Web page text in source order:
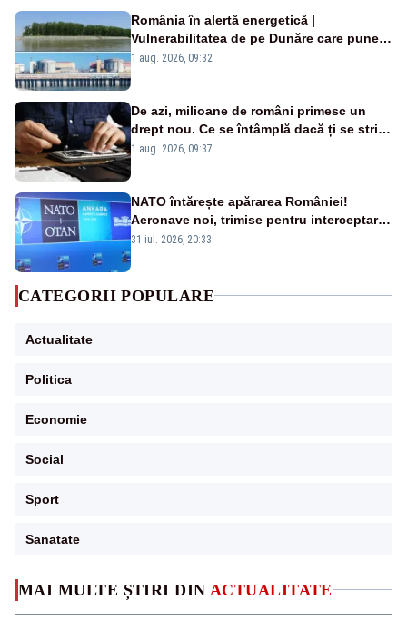
MAI MULTE ȘTIRI DIN ACTUALITATE
România în alertă energetică |
Vulnerabilitatea de pe Dunăre care pune
în pericol Centrala Cernavodă era
1 aug. 2026, 09:32
De azi, milioane de români primesc un
drept nou. Ce se întâmplă dacă ți se strică
un produs
1 aug. 2026, 09:37
NATO întărește apărarea României!
Aeronave noi, trimise pentru interceptarea
și distrugerea dronelor
31 iul. 2026, 20:33
CATEGORII POPULARE
Actualitate
Politica
Economie
Social
Sport
Sanatate